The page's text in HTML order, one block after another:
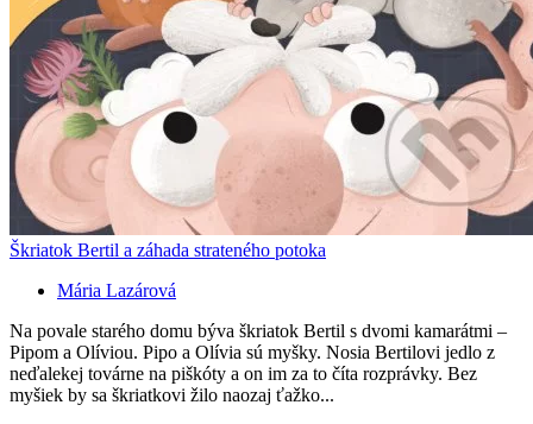
Škriatok Bertil a záhada strateného potoka
Mária Lazárová
Na povale starého domu býva škriatok Bertil s dvomi kamarátmi –
Pipom a Olíviou. Pipo a Olívia sú myšky. Nosia Bertilovi jedlo z
neďalekej továrne na piškóty a on im za to číta rozprávky. Bez
myšiek by sa škriatkovi žilo naozaj ťažko...